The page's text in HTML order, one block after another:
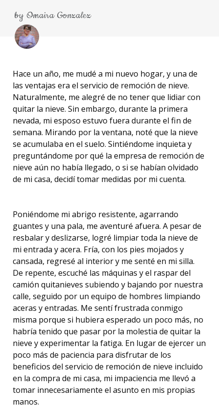
by Omaira Gonzalez
Hace un año, me mudé a mi nuevo hogar, y una de
las ventajas era el servicio de remoción de nieve.
Naturalmente, me alegré de no tener que lidiar con
quitar la nieve. Sin embargo, durante la primera
nevada, mi esposo estuvo fuera durante el fin de
semana. Mirando por la ventana, noté que la nieve
se acumulaba en el suelo. Sintiéndome inquieta y
preguntándome por qué la empresa de remoción de
nieve aún no había llegado, o si se habían olvidado
de mi casa, decidí tomar medidas por mi cuenta.
Poniéndome mi abrigo resistente, agarrando
guantes y una pala, me aventuré afuera. A pesar de
resbalar y deslizarse, logré limpiar toda la nieve de
mi entrada y acera. Fría, con los pies mojados y
cansada, regresé al interior y me senté en mi silla.
De repente, escuché las máquinas y el raspar del
camión quitanieves subiendo y bajando por nuestra
calle, seguido por un equipo de hombres limpiando
aceras y entradas. Me sentí frustrada conmigo
misma porque si hubiera esperado un poco más, no
habría tenido que pasar por la molestia de quitar la
nieve y experimentar la fatiga. En lugar de ejercer un
poco más de paciencia para disfrutar de los
beneficios del servicio de remoción de nieve incluido
en la compra de mi casa, mi impaciencia me llevó a
tomar innecesariamente el asunto en mis propias
manos.